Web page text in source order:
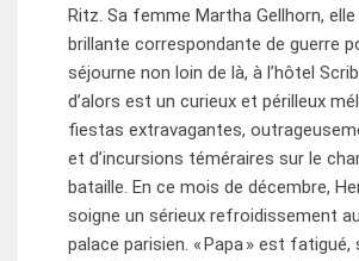
Ritz. Sa femme Martha Gellhorn,
brillante correspondante de guerre
séjourne non loin de là, à l’hôtel
d’alors est un curieux et périlleux
fiestas extravagantes,
et d’incursions téméraires sur le
bataille. En ce mois de décembre,
soigne un sérieux refroidissement
palace parisien. « Papa » est